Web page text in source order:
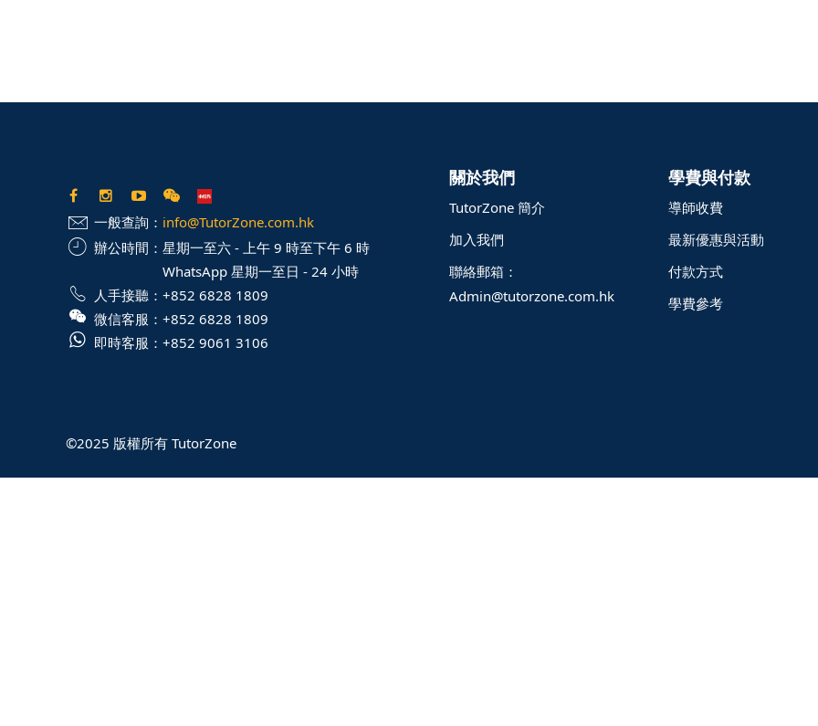
一般查詢： info@TutorZone.com.hk
辦公時間： 星期一至六 - 上午 9 時至下午 6 時
WhatsApp 星期一至日 - 24 小時
人手接聽： +852 6828 1809
微信客服： +852 6828 1809
即時客服： +852 9061 3106
關於我們
TutorZone 簡介
加入我們
聯絡郵箱：
Admin@tutorzone.com.hk
學費與付款
導師收費
最新優惠與活動
付款方式
學費參考
©2025 版權所有 TutorZone